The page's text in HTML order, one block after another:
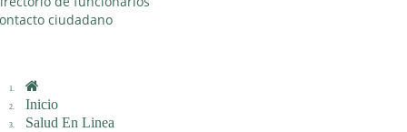
ciudadano
Inicio
Salud En Linea